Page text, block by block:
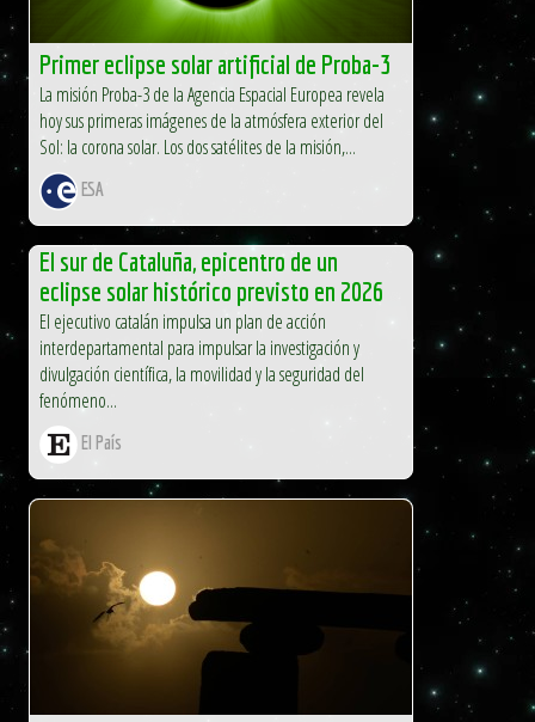
Primer eclipse solar artificial de Proba-3
La misión Proba-3 de la Agencia Espacial Europea revela
hoy sus primeras imágenes de la atmósfera exterior del
Sol: la corona solar. Los dos satélites de la misión,...
ESA
El sur de Cataluña, epicentro de un
eclipse solar histórico previsto en 2026
El ejecutivo catalán impulsa un plan de acción
interdepartamental para impulsar la investigación y
divulgación científica, la movilidad y la seguridad del
fenómeno...
El País